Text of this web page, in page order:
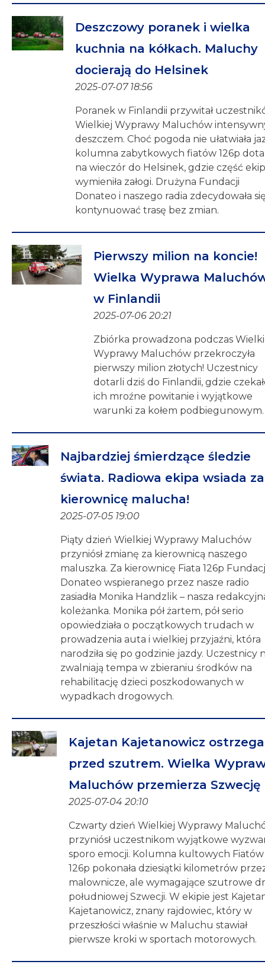
Deszczowy poranek i wielka
kuchnia na kółkach. Maluchy
docierają do Helsinek
2025-07-07 18:56
Poranek w Finlandii przywitał
Wielkiej Wyprawy Maluchów
deszczem. Choć pogoda nie ułatwiała
kolumna zabytkowych fiatów 126p
na wieczór do Helsinek, gdzie część
wymieniła załogi. Drużyna Fundacji
Donateo i naszego radia zdecydowała
kontynuować trasę bez zmian.
Pierwszy milion na koncie!
Wielka Wyprawa
w Finlandii
2025-07-06 20:21
Zbiórka prowadzona podczas
Wyprawy Maluchów przekroczyła
pierwszy milion złotych! Uczestnicy
dotarli dziś do Finlandii, gdzie
ich mroźne powitanie i wyjątkowe
warunki za kołem podbiegunowym.
Najbardziej śmierdzące śledzie
świata. Radiowa ekipa wsiada za
kierownicę malucha!
2025-07-05 19:00
Piąty dzień Wielkiej Wyprawy Maluchów
przyniósł zmianę za kierownicą naszego
maluszka. Za kierownicę Fiata 126p
Donateo wspieranego przez nasze radio
zasiadła Monika Handzlik – nasza
koleżanka. Monika pół żartem, pół serio
opowiedziała o początkowych trudach w
prowadzenia auta i wielkiej przyjaźni, która
narodziła się po godzinie jazdy. Uczestnicy
zwalniają tempa w zbieraniu środków na
rehabilitację dzieci poszkodowanych w
wypadkach drogowych.
Kajetan Kajetanowicz ostrzega
przed szutrem. Wielka
Maluchów przemierza Szwecję
2025-07-04 20:10
Czwarty dzień Wielkiej Wyprawy
przyniósł uczestnikom wyjątkowe
sporo emocji. Kolumna kultowych Fiatów
126p pokonała dziesiątki kilometrów
malownicze, ale wymagające szutrowe
południowej Szwecji. W ekipie jest
Kajetanowicz, znany rajdowiec, który w
przeszłości właśnie w Maluchu stawiał
pierwsze kroki w sportach motorowych.